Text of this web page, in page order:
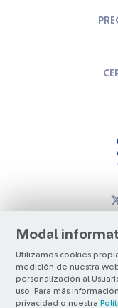
Modal
Utilizamos cookies
medición de nuestra
personalización al
uso. Para más
privacidad o nuestra
©